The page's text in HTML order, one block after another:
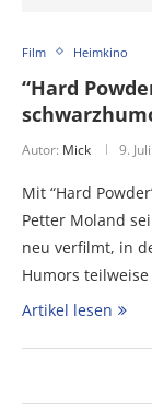
Film Heimkino
“Hard
Autor: Mick 9.
Mit “Hard
Petter Moland
neu verfilmt, in
Humors
Artikel lesen